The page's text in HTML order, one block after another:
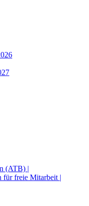
(ATB) |
für freie Mitarbeit |